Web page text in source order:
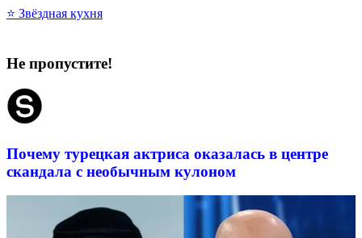
⭐ Звёздная кухня
Не пропустите!
Почему турецкая актриса оказалась в центре
скандала с необычным кулоном